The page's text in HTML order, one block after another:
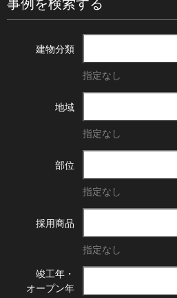
建物分類
指定なし
地域
指定なし
部位
指定なし
採用商品
指定なし
竣工年・
オープン年